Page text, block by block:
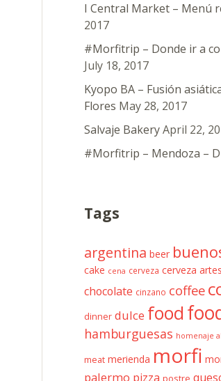
I Central Market – Menú
2017
#Morfitrip – Donde ir a
July 18, 2017
Kyopo BA – Fusión
Flores May 28, 2017
Salvaje Bakery April 22,
#Morfitrip – Mendoza –
Tags
argentina beer
cake cena cerveza cerveza
chocolate cinzano coffee
dinner dulce food
hamburguesas homenaje
meat merienda morfi
palermo pizza postre